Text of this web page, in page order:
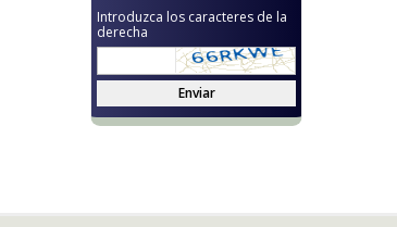
Introduzca los caracteres de la
derecha
Enviar